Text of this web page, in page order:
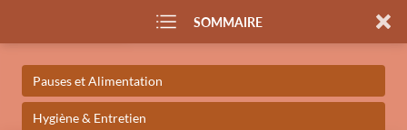
SOMMAIRE
Pauses et Alimentation
Hygiène & Entretien